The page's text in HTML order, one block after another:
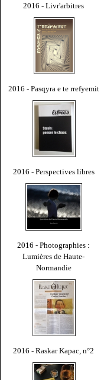
2016 - Livr'arbitres
2016 - Pasqyra e te rrefyemit
2016 - Perspectives libres
2016 - Photographies :
Lumières de Haute-
Normandie
2016 - Raskar Kapac, n°2